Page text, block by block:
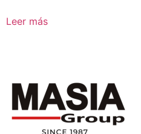
Leer más